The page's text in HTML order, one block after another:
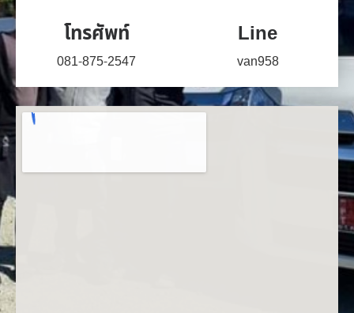
โทรศัพท์
081-875-2547
Line
van958